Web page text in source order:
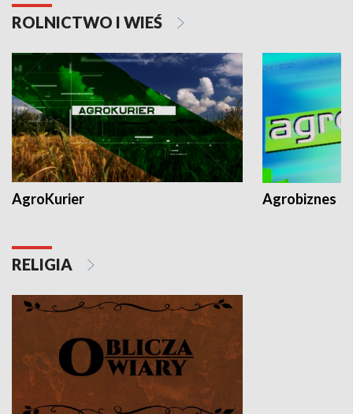
ROLNICTWO I WIEŚ
AgroKurier Agrobiznes
RELIGIA